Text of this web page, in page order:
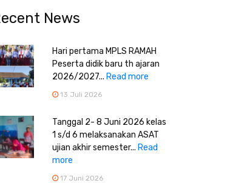
News
Hari pertama MPLS RAMAH
Peserta didik baru th ajaran
2026/2027... Read more
13 Juli 2026
Tanggal 2- 8 Juni 2026 kelas
1 s/d 6 melaksanakan ASAT
ujian akhir semester... Read
more
17 Juni 2026